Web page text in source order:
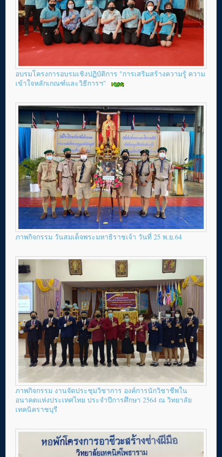
อบรมโครงการอบรมเชิงปฏิบัติการ "การเสริมสร้างความรู้ ความ
เข้าใจหลักเกณฑ์และวิธีการฯ"
ภาพกิจกรรม วันสมเด็จพระมหาธิราชเจ้า วันที่ 25 พ.ย.64
ภาพกิจกรรม งานจัดประชุมวิชาการ องค์การนักวิชาชีพใน
อนาคตแห่งประเทศไทย ประจำปีการศึกษา 2564 ณ วิทยาลัย
เทคนิคราชบุรี